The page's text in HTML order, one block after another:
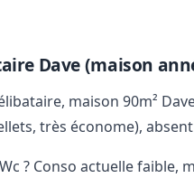
Dave (maison
maison 90m²
très économe),
? Conso actuelle faible,